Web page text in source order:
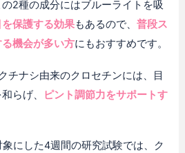
2種の成分にはブルーライトを吸
保護する効果もあるので、 普段ス
機会が多い方にもおすすめです。
チナシ由来のクロセチンには、目
らげ、
ピント調節力をサポートす
にした4週間の研究試験では、ク